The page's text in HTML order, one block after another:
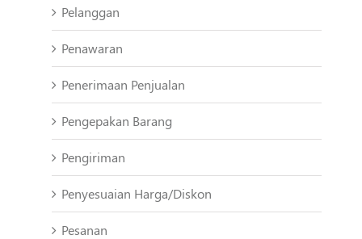
Pelanggan
Penawaran
Penerimaan Penjualan
Pengepakan Barang
Pengiriman
Penyesuaian Harga/Diskon
Pesanan